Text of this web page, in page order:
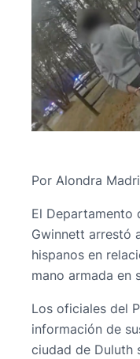
Por Alondra
El Departamento
Gwinnett arrestó
hispanos en
mano armada en
Los oficiales del
información de
ciudad de Duluth